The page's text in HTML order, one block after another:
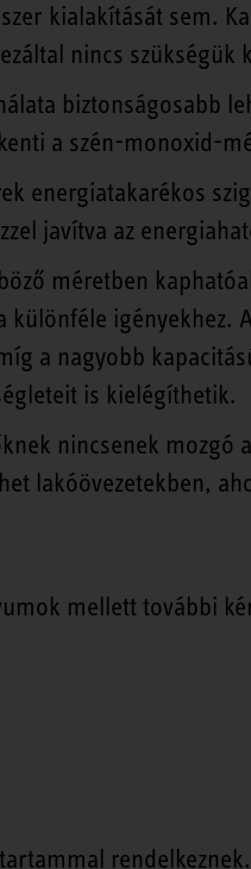
kialakítását sem.
nincs szükségük
biztonságosabb
a szén-monoxid-
energiatakarékos
javítva az
méretben
igényekhez.
a nagyobb
is kielégíthetik.
nincsenek mozgó
lakóövezetekben,
mellett további